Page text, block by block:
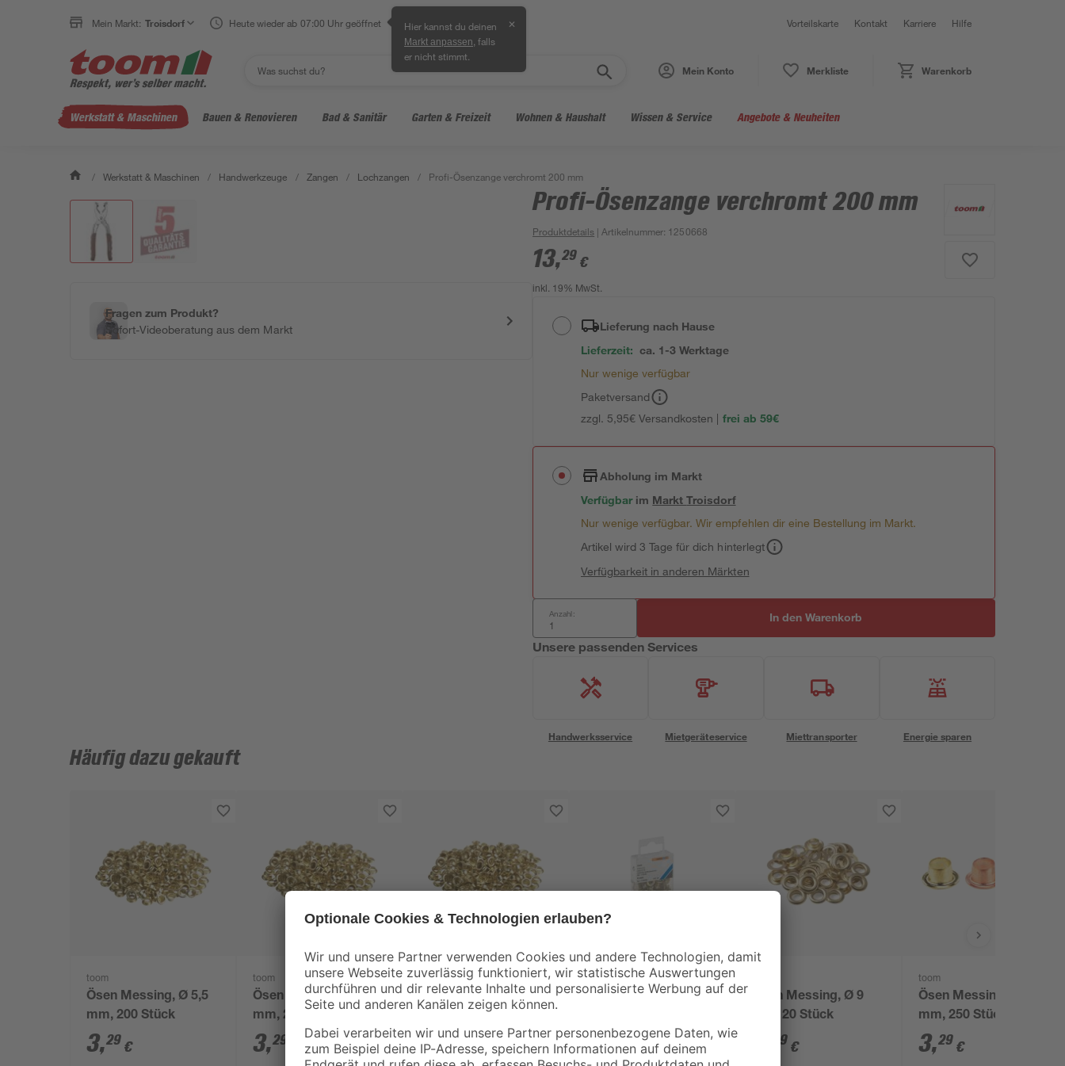
Mein Markt: Troisdorf Heute wieder ab 07:00 Uhr geöffnet Hier kannst du deinen
Markt anpassen , falls
er nicht stimmt.
✕ Vorteilskarte Kontakt Karriere Hilfe
Mein Konto Merkliste Warenkorb
Werkstatt & Maschinen Bauen & Renovieren Bad & Sanitär Garten & Freizeit Wohnen & Haushalt Wissen & Service Angebote & Neuheiten
/ Werkstatt & Maschinen / Handwerkzeuge / Zangen / Lochzangen / Profi-Ösenzange verchromt 200 mm
Fragen zum Produkt?
Sofort-Videoberatung aus dem Markt
Profi-Ösenzange verchromt 200 mm
Produktdetails | Artikelnummer: 1250668
13,29 €
inkl. 19% MwSt.
Lieferung nach Hause
Lieferzeit: ca. 1-3 Werktage
Nur wenige verfügbar
Paketversand
zzgl. 5,95€ Versandkosten | frei ab 59€
Abholung im Markt
Verfügbar im MarktTroisdorf
Nur wenige verfügbar. Wir empfehlen dir eine Bestellung im Markt.
Artikel wird 3 Tage für dich hinterlegt
Verfügbarkeit in anderen Märkten
Anzahl: In den Warenkorb
Unsere passenden Services
Handwerksservice Mietgeräteservice Miettransporter Energie sparen
Häufig dazu gekauft
toom
Ösen Messing, Ø 5,5
mm, 200 Stück
3,29 €
toom
Ösen Messing, Ø 5
mm, 200 Stück
3,29
toom
Ösen Messing, Ø 4,5
mm, 200 Stück
3,29€
toom
Ösen Messing, Ø 6
3,29€
Ösen Messing, Ø 9
mm, 20 Stück
49 €
toom
Ösen Messing, Ø 4
mm, 250 Stück
3,29 €